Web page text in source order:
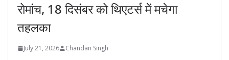
रोमांच, 18 दिसंबर को थिएटर्स में मचेगा
तहलका
July 21, 2026 Chandan Singh